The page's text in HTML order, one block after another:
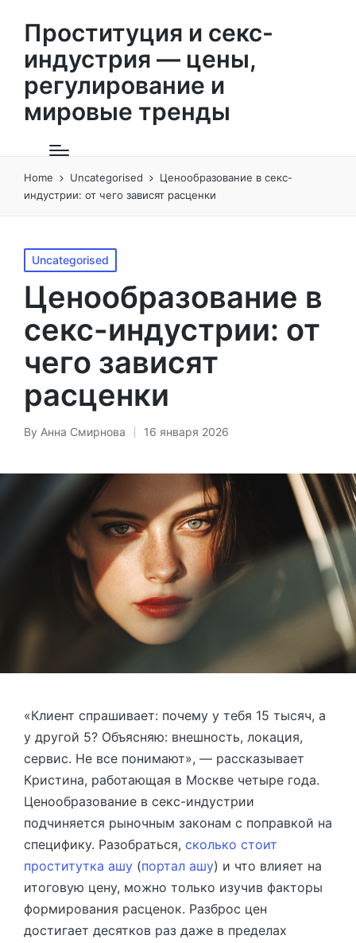
Проституция и секс-
индустрия — цены,
регулирование и
мировые тренды
Home Uncategorised
Ценообразование в секс-
индустрии: от чего зависят расценки
Posted
in
Uncategorised
Ценообразование в
секс-индустрии: от
чего зависят
расценки
Posted
By Анна Смирнова 16 января 2026
«Клиент спрашивает: почему у тебя 15 тысяч, а
у другой 5? Объясняю: внешность, локация,
сервис. Не все понимают», — рассказывает
Кристина, работающая в Москве четыре года.
Ценообразование в секс-индустрии
подчиняется рыночным законам с поправкой на
специфику. Разобраться, сколько стоит
проститутка ашу (портал ашу) и что влияет на
итоговую цену, можно только изучив факторы
формирования расценок. Разброс цен
достигает десятков раз даже в пределах